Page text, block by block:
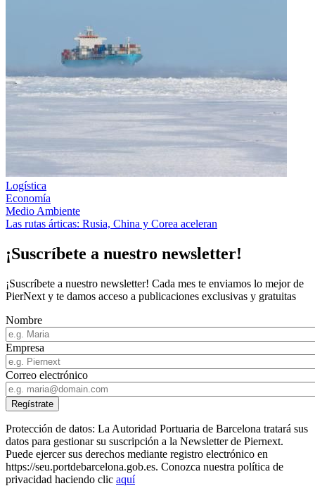
Logística
Economía
Medio Ambiente
Las rutas árticas: Rusia, China y Corea aceleran
¡Suscríbete a nuestro newsletter!
¡Suscríbete a nuestro newsletter! Cada mes te enviamos lo mejor de
PierNext y te damos acceso a publicaciones exclusivas y gratuitas
Nombre
Empresa
Correo electrónico
Protección de datos: La Autoridad Portuaria de Barcelona tratará sus
datos para gestionar su suscripción a la Newsletter de Piernext.
Puede ejercer sus derechos mediante registro electrónico en
https://seu.portdebarcelona.gob.es. Conozca nuestra política de
privacidad haciendo clic aquí